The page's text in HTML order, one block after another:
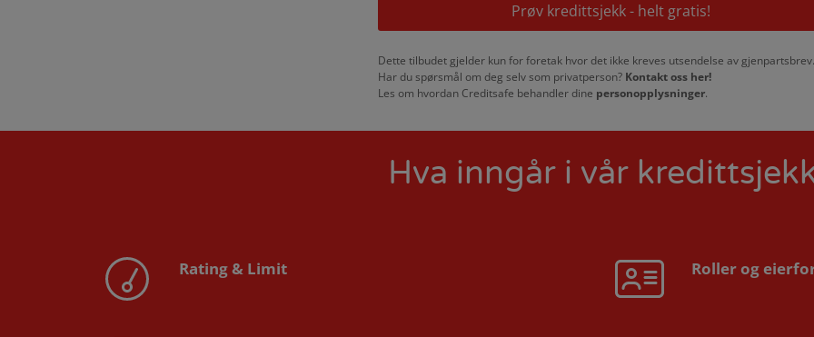
Prøv kredittsjekk - helt gratis!
Dette tilbudet gjelder kun for foretak hvor det ikke kreves utsendelse av gjenpartsbrev.
Har du spørsmål om deg selv som privatperson? Kontakt oss her!
Les om hvordan Creditsafe behandler dine personopplysninger.
Hva inngår i vår
Rating & Limit Roller og